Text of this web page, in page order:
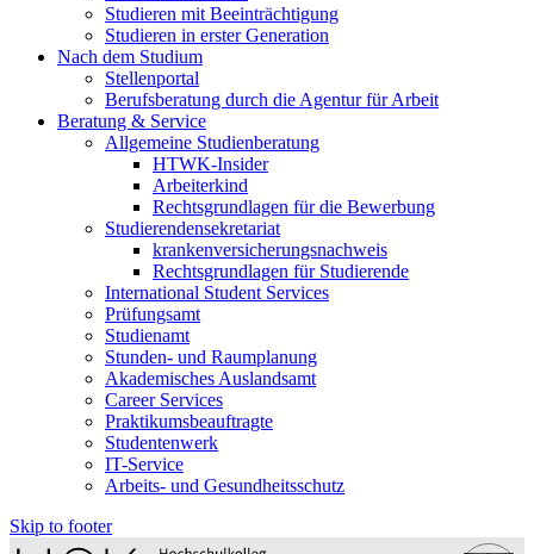
Studieren mit Beeinträchtigung
Studieren in erster Generation
Nach dem Studium
Stellenportal
Berufsberatung durch die Agentur für Arbeit
Beratung & Service
Allgemeine Studienberatung
HTWK-Insider
Arbeiterkind
Rechtsgrundlagen für die Bewerbung
Studierendensekretariat
krankenversicherungsnachweis
Rechtsgrundlagen für Studierende
International Student Services
Prüfungsamt
Studienamt
Stunden- und Raumplanung
Akademisches Auslandsamt
Career Services
Praktikumsbeauftragte
Studentenwerk
IT-Service
Arbeits- und Gesundheitsschutz
Skip to footer